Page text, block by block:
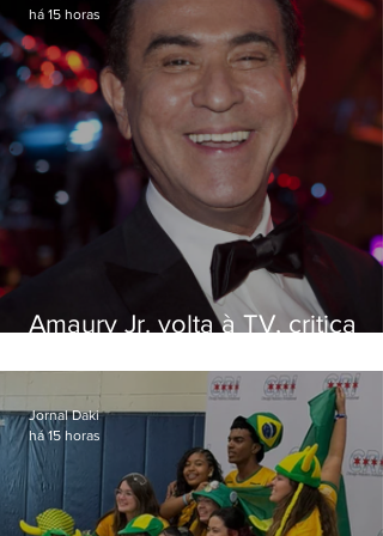
Amaury Jr. volta à TV, critica
viraram colunistas de si
há 15 horas
Jornal Daki
há 15 horas